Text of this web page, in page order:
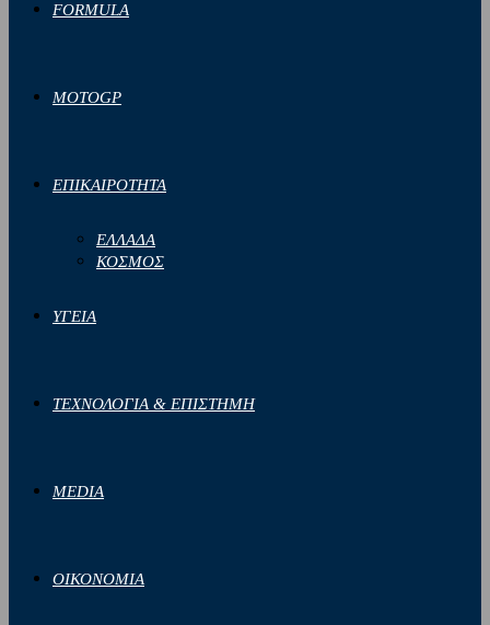
FORMULA
MOTOGP
ΕΠΙΚΑΙΡΟΤΗΤΑ
ΕΛΛΑΔΑ
ΚΟΣΜΟΣ
ΥΓΕΙΑ
ΤΕΧΝΟΛΟΓΙΑ & ΕΠΙΣΤΗΜΗ
MEDIA
ΟΙΚΟΝΟΜΙΑ